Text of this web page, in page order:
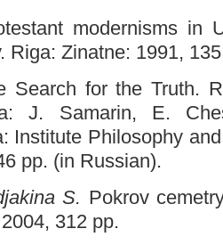
modernisms in
Riga: Zinatne: 1991,
Search for the Truth.
J. Samarin, E.
Institute Philosophy
pp. (in Russian).
S. Pokrov
312 pp.